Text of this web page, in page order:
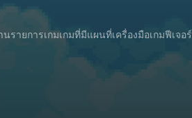
นรายการเกมเกมที่มีแผนที่เครื่องมือเกมฟีเจอร์